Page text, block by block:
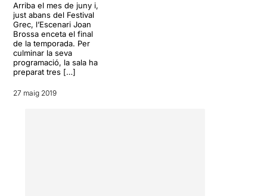
Arriba el mes de juny i,
just abans del Festival
Grec, l’Escenari Joan
Brossa enceta el final
de la temporada. Per
culminar la seva
programació, la sala ha
preparat tres […]
27 maig 2019